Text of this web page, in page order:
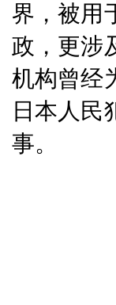
界，被用
政，更涉
机构曾经
日本人民
事。